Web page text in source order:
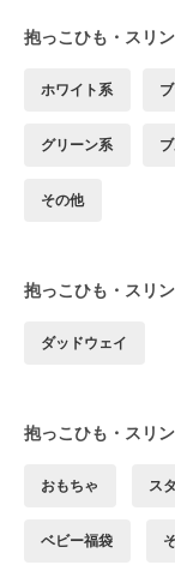
抱っこひも・スリ
ホワイト系
グリーン系
その他
抱っこひも・スリ
ダッドウェイ
抱っこひも・スリ
おもちゃ ス
ベビー福袋